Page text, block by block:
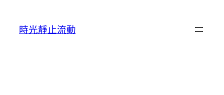
時光靜止流動